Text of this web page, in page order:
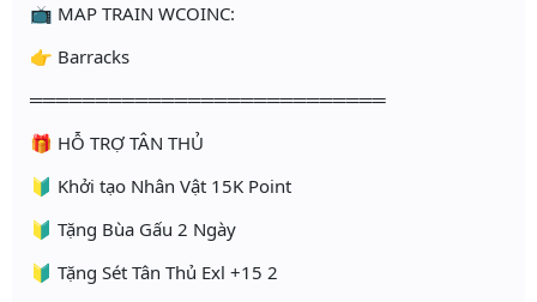
📺 MAP TRAIN WCOINC:
👉 Barracks
═══════════════════════════
🎁 HỖ TRỢ TÂN THỦ
🔰 Khởi tạo Nhân Vật 15K Point
🔰 Tặng Bùa Gấu 2 Ngày
🔰 Tặng Sét Tân Thủ Exl +15 2